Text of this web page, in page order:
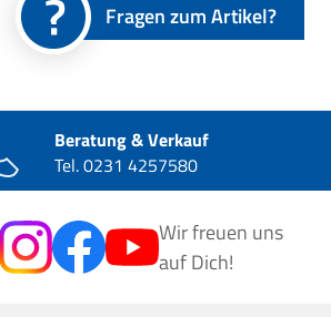
Fragen zum Artikel?
Beratung & Verkauf
Tel.0231 4257580
Wir freuen uns
auf Dich!